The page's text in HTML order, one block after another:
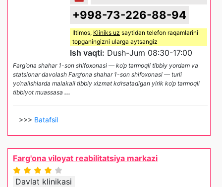
+998-73-226-88-94
Iltimos, Kliniks uz saytidan telefon raqamlarini
topganingizni ularga aytsangiz
Ish vaqti: Dush-Jum 08:30-17:00
Farg‘ona shahar 1-son shifoxonasi — ko‘p tarmoqli tibbiy yordam va
statsionar davolash Farg‘ona shahar 1-son shifoxonasi — turli
yo‘nalishlarda malakali tibbiy xizmat ko‘rsatadigan yirik ko‘p tarmoqli
tibbiyot muassasa ...
>>> Batafsil
Farg'ona viloyat reabilitatsiya markazi
Davlat klinikasi